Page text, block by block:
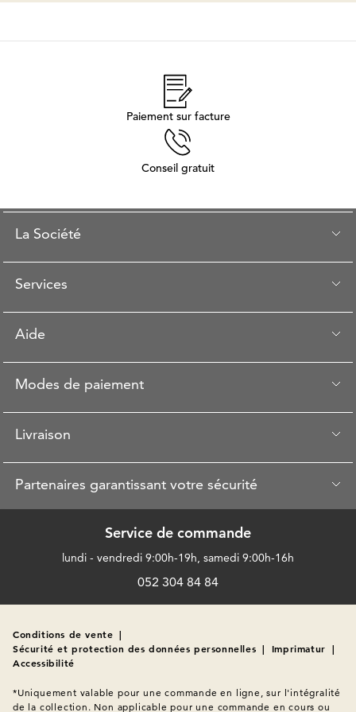
Paiement sur facture
Conseil gratuit
La Société
Services
Aide
Modes de paiement
Livraison
Partenaires garantissant votre sécurité
Service de commande
lundi - vendredi 9:00h-19h, samedi 9:00h-16h
052 304 84 84
Conditions de vente |
Sécurité et protection des données personnelles | Imprimatur |
Accessibilité
*Uniquement valable pour une commande en ligne, sur l'intégralité
de la collection. Non applicable pour une commande en cours ou